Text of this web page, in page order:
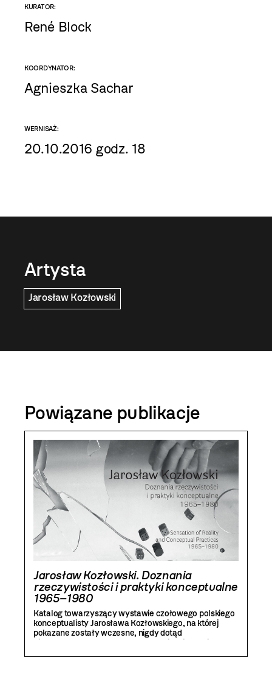
KURATOR:
René Block
KOORDYNATOR:
Agnieszka Sachar
WERNISAŻ:
20.10.2016 godz. 18
Artysta
Jarosław Kozłowski
Powiązane publikacje
Jarosław Kozłowski. Doznania
rzeczywistości i praktyki konceptualne
1965–1980
Katalog towarzyszący wystawie czołowego polskiego
konceptualisty Jarosława Kozłowskiego, na której
pokazane zostały wczesne, nigdy dotąd
nieeksponowane prace artysty. Publikacja zawiera